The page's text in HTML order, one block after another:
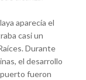
aparecía el
casi un
Durante
el desarrollo
fueron